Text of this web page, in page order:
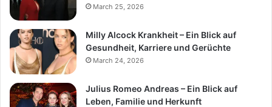
March 25, 2026
Milly Alcock Krankheit – Ein Blick auf
Gesundheit, Karriere und Gerüchte
March 24, 2026
Julius Romeo Andreas – Ein Blick auf
Leben, Familie und Herkunft